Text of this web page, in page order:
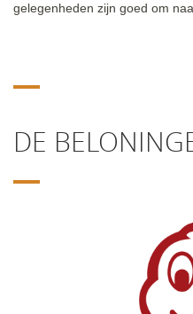
gelegenheden zijn goed om
DE